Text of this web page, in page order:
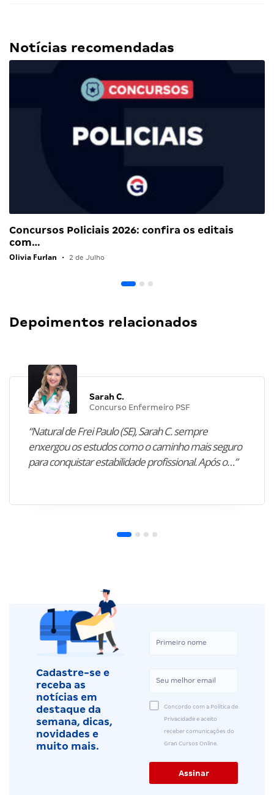
Notícias recomendadas
Concursos Policiais 2026: confira os editais
com…
Olivia Furlan • 2 de Julho
Depoimentos relacionados
Sarah C.
Concurso Enfermeiro PSF
“Natural de Frei Paulo (SE), Sarah C. sempre
enxergou os estudos como o caminho mais seguro
para conquistar estabilidade profissional. Após o…”
Cadastre-se e
receba as
notícias em
destaque da
semana, dicas,
novidades e
muito mais.
Concordo com a Política de
Privacidade e aceito
receber comunicações do
Gran Cursos Online.